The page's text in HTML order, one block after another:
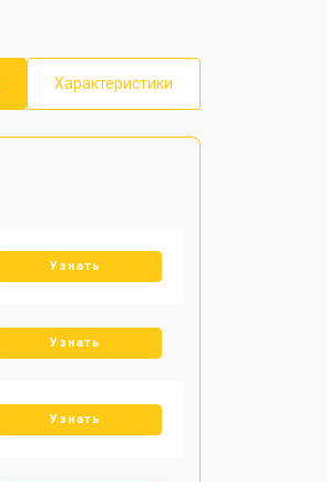
Характеристики
Узнать
Узнать
Узнать